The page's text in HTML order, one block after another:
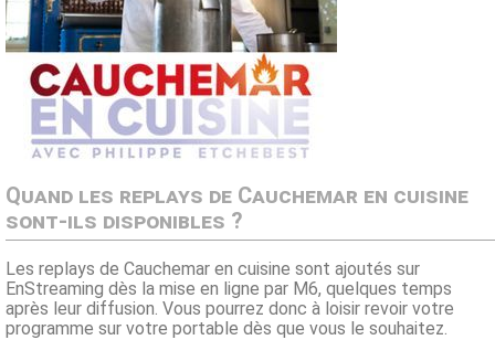
Quand les replays de Cauchemar en cuisine
sont-ils disponibles ?
Les replays de Cauchemar en cuisine sont ajoutés sur
EnStreaming dès la mise en ligne par M6, quelques temps
après leur diffusion. Vous pourrez donc à loisir revoir votre
programme sur votre portable dès que vous le souhaitez.